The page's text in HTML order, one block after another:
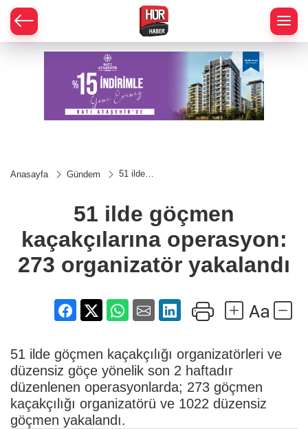
Anasayfa Gündem
51 ilde
operasyon:
273
organizatör
yakalandı
51 ilde göçmen
kaçakçılarına operasyon:
273 organizatör yakalandı
51 ilde göçmen kaçakçılığı organizatörleri ve
düzensiz göçe yönelik son 2 haftadır
düzenlenen operasyonlarda; 273 göçmen
kaçakçılığı organizatörü ve 1022 düzensiz
göçmen yakalandı.